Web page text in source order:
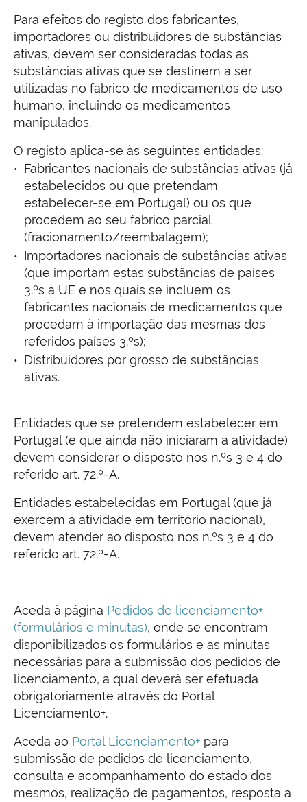
Para efeitos do registo dos fabricantes,
importadores ou distribuidores de substâncias
ativas, devem ser consideradas todas as
substâncias ativas que se destinem a ser
utilizadas no fabrico de medicamentos de uso
humano, incluindo os medicamentos
manipulados.
O registo aplica-se às seguintes entidades:
Fabricantes nacionais de substâncias ativas (já
estabelecidos ou que pretendam
estabelecer-se em Portugal) ou os que
procedem ao seu fabrico parcial
(fracionamento/reembalagem);
Importadores nacionais de substâncias ativas
(que importam estas substâncias de países
3.ºs à UE e nos quais se incluem os
fabricantes nacionais de medicamentos que
procedam à importação das mesmas dos
referidos países 3.ºs);
Distribuidores por grosso de substâncias
ativas.
Entidades que se pretendem estabelecer em
Portugal (e que ainda não iniciaram a atividade)
devem considerar o disposto nos n.ºs 3 e 4 do
referido art. 72.º-A.
Entidades estabelecidas em Portugal (que já
exercem a atividade em território nacional),
devem atender ao disposto nos n.ºs 3 e 4 do
referido art. 72.º-A.
Aceda à página Pedidos de licenciamento+
(formulários e minutas), onde se encontram
disponibilizados os formulários e as minutas
necessárias para a submissão dos pedidos de
licenciamento, a qual deverá ser efetuada
obrigatoriamente através do Portal
Licenciamento+.
Aceda ao Portal Licenciamento+ para
submissão de pedidos de licenciamento,
consulta e acompanhamento do estado dos
mesmos, realização de pagamentos, resposta a